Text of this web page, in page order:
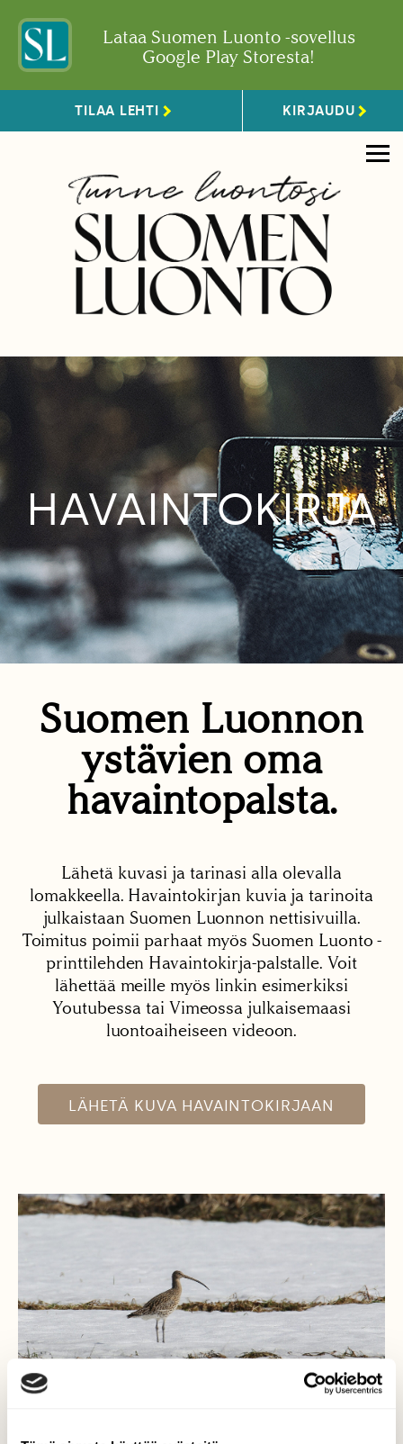
Lataa Suomen Luonto -sovellus
Google Play Storesta!
TILAA LEHTI KIRJAUDU
HAVAINTOKIRJA
Suomen Luonnon
ystävien oma
havaintopalsta.
Lähetä kuvasi ja tarinasi alla olevalla
lomakkeella. Havaintokirjan kuvia ja tarinoita
julkaistaan Suomen Luonnon nettisivuilla.
Toimitus poimii parhaat myös Suomen Luonto -
printtilehden Havaintokirja-palstalle. Voit
lähettää meille myös linkin esimerkiksi
Youtubessa tai Vimeossa julkaisemaasi
luontoaiheiseen videoon.
LÄHETÄ KUVA HAVAINTOKIRJAAN